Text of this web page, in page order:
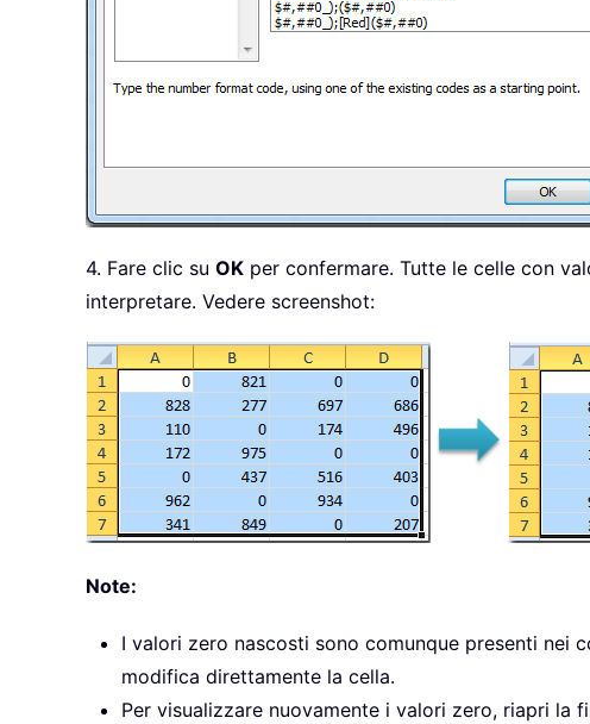
4. Fare clic su OK per confermare. Tutte le celle con
interpretare. Vedere screenshot:
Note:
I valori zero nascosti sono comunque presenti nei
modifica direttamente la cella.
Per visualizzare nuovamente i valori zero, riapri la